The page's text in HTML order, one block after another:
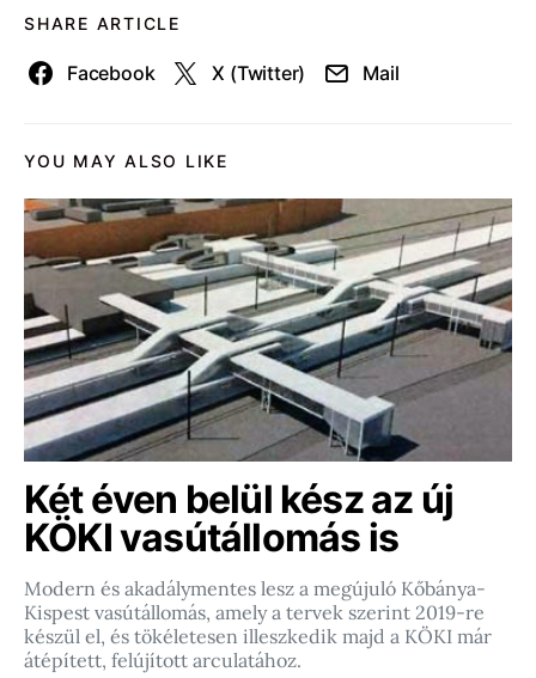
SHARE ARTICLE
Facebook X (Twitter) Mail
YOU MAY ALSO LIKE
Két éven belül kész az új
KÖKI vasútállomás is
Modern és akadálymentes lesz a megújuló Kőbánya-
Kispest vasútállomás, amely a tervek szerint 2019-re
készül el, és tökéletesen illeszkedik majd a KÖKI már
átépített, felújított arculatához.